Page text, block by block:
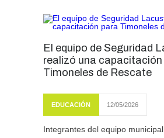
El equipo de Seguridad
realizó una capacitación
Timoneles de Rescate
EDUCACIÓN 12/05/2026
Integrantes del equipo